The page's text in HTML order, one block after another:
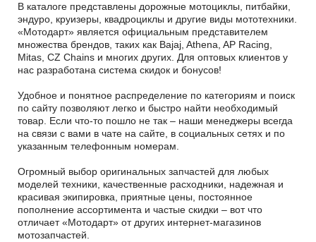
В каталоге представлены дорожные мотоциклы, питбайки,
эндуро, круизеры, квадроциклы и другие виды мототехники.
«Мотодарт» является официальным представителем
множества брендов, таких как Bajaj, Athena, AP Racing,
Mitas, CZ Chains и многих других. Для оптовых клиентов у
нас разработана система скидок и бонусов!
Удобное и понятное распределение по категориям и поиск
по сайту позволяют легко и быстро найти необходимый
товар. Если что-то пошло не так – наши менеджеры всегда
на связи с вами в чате на сайте, в социальных сетях и по
указанным телефонным номерам.
Огромный выбор оригинальных запчастей для любых
моделей техники, качественные расходники, надежная и
красивая экипировка, приятные цены, постоянное
пополнение ассортимента и частые скидки – вот что
отличает «Мотодарт» от других интернет-магазинов
мотозапчастей.